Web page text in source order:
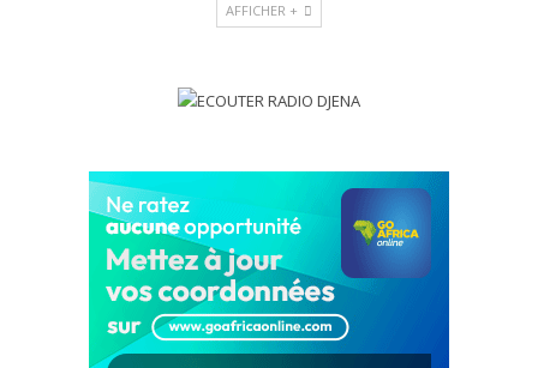
AFFICHER +